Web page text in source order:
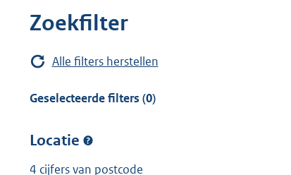
Zoekfilter
Alle filters herstellen
Geselecteerde filters (0)
Locatie
4 cijfers van postcode